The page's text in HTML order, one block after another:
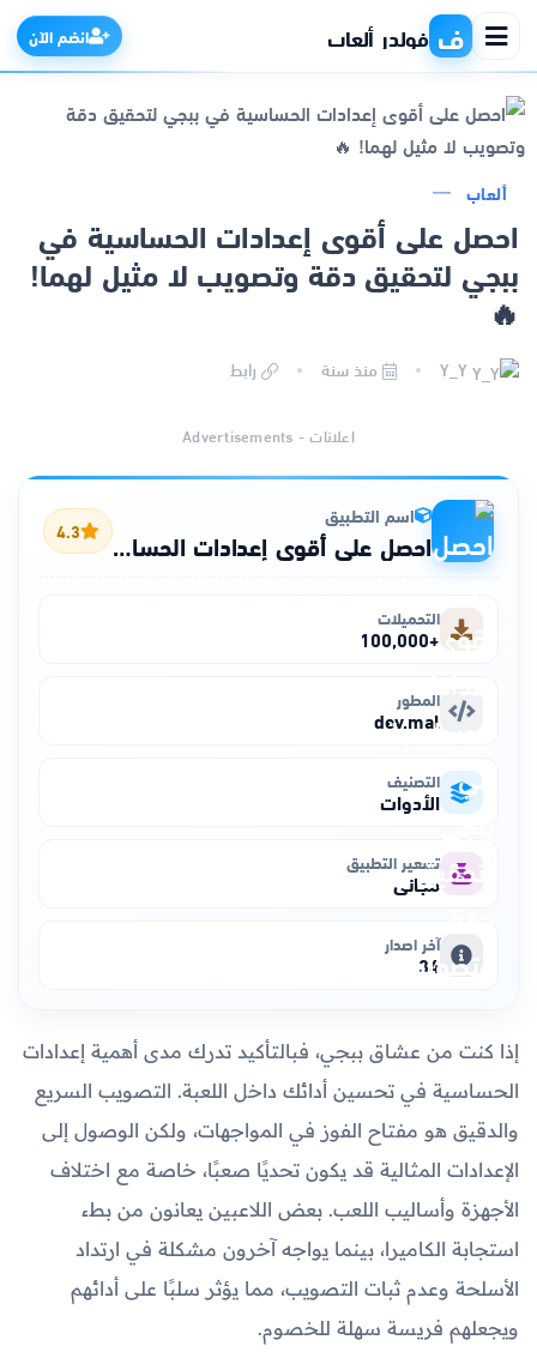
ف فولدر ألعاب انضم الآن
الرئيسية
التطبيقات
الألعاب
مواقع
ألعاب
احصل على أقوى إعدادات الحساسية في
ببجي لتحقيق دقة وتصويب لا مثيل لهما!
🔥
منذ سنة رابط
اعلانات - Advertisements
اسم التطبيق
احصل على أقوى إعدادات الحساسية في ببجي لتحقيق دقة وتصويب لا مثيل لهما! 🔥 4.3
التحميلات
+100,000
المطور
dev.mal
التصنيف
الأدوات
تسعير التطبيق
مجاني
آخر اصدار
34
إذا كنت من عشاق ببجي، فبالتأكيد تدرك مدى أهمية إعدادات
الحساسية في تحسين أدائك داخل اللعبة. التصويب السريع
والدقيق هو مفتاح الفوز في المواجهات، ولكن الوصول إلى
الإعدادات المثالية قد يكون تحديًا صعبًا، خاصة مع اختلاف
الأجهزة وأساليب اللعب. بعض اللاعبين يعانون من بطء
استجابة الكاميرا، بينما يواجه آخرون مشكلة في ارتداد
الأسلحة وعدم ثبات التصويب، مما يؤثر سلبًا على أدائهم
ويجعلهم فريسة سهلة للخصوم.